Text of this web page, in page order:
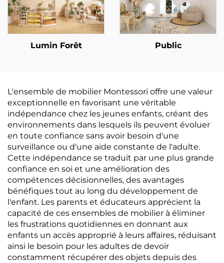
Lumin Forêt Public
L'ensemble de mobilier Montessori offre une valeur
exceptionnelle en favorisant une véritable
indépendance chez les jeunes enfants, créant des
environnements dans lesquels ils peuvent évoluer
en toute confiance sans avoir besoin d'une
surveillance ou d'une aide constante de l'adulte.
Cette indépendance se traduit par une plus grande
confiance en soi et une amélioration des
compétences décisionnelles, des avantages
bénéfiques tout au long du développement de
l'enfant. Les parents et éducateurs apprécient la
capacité de ces ensembles de mobilier à éliminer
les frustrations quotidiennes en donnant aux
enfants un accès approprié à leurs affaires, réduisant
ainsi le besoin pour les adultes de devoir
constamment récupérer des objets depuis des